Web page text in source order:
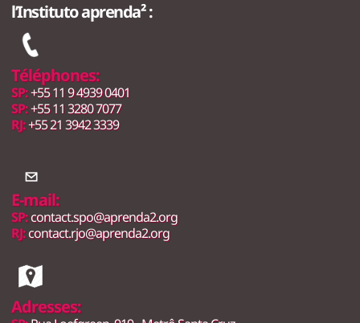
l’Instituto aprenda² :
Téléphones:
SP:+55 11 9 4939 0401
SP:+55 11 3280 7077
RJ:+55 21 3942 3339
E-mail:
SP:contact.spo@aprenda2.org
RJ:contact.rjo@aprenda2.org
Adresses: